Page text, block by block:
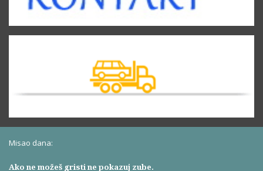
Misao dana:
Ako ne možeš gristi ne pokazuj zube.